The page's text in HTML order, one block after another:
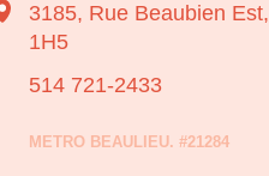
3185, Rue Beaubien Est,
1H5
514 721-2433
METRO BEAULIEU. #21284